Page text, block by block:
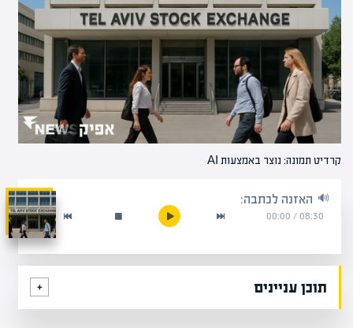
קרדיט תמונה: נוצר באמצעות AI
האזנה לכתבה:
08:30
/
00:00
תוכן עניינים